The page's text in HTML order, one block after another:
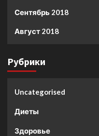
Сентябрь 2018
Август 2018
Рубрики
Uncategorised
Диеты
Здоровье